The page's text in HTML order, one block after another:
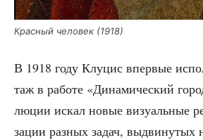
Крас­ный чело­век (1918)
В 1918 году Клу­цис впер­вые
таж в рабо­те «Дина­ми­че­ский
лю­ции искал новые визу­аль­ные
за­ции раз­ных задач, выдви­ну­тых